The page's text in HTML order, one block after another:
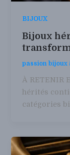
BIJOUX
Bijoux
passion bijoux/
À RETENIR
hérités
catégories